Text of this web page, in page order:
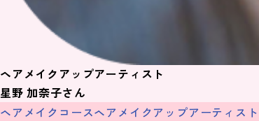
ヘアメイクアップアーティスト
星野 加奈子さん
ヘアメイクコースヘアメイクアップアーティスト